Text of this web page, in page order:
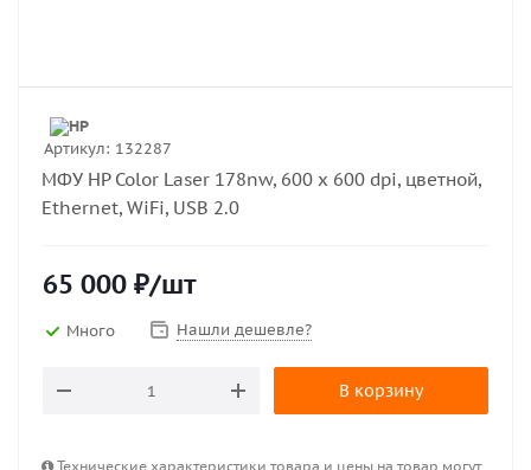
Артикул: 132287
МФУ HP Color Laser 178nw, 600 x 600 dpi, цветной,
Ethernet, WiFi, USB 2.0
65 000 ₽/шт
Много Нашли дешевле?
В корзину
Технические характеристики товара и цены на товар могут